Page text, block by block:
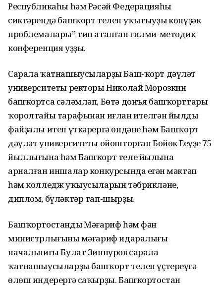
Республикаһы һәм Рәсәй Федерацияһы
сиктәрендә башҡорт телен уҡытыуҙың көнүҙәк
проблемалары” тип аталған ғилми-методик
конференция уҙҙы.
Сарала ҡатнашыусыларҙы Баш-ҡорт дәүләт
университеты ректоры Николай Морозкин
башҡортса сәләмләп, Бөтә донъя башҡорттары
ҡоролтайы тарафынан иғлан ителгән йылды
файҙалы итеп үткәрергә өндәне һәм Башҡорт
дәүләт университеты ойошторған Бөйөк Еңеүҙең 75
йыллығына һәм Башҡорт теле йылына
арналған иншалар конкурсында еңгән мәктәп
һәм колледж уҡыусыларын тәбрикләне,
диплом, бүләктәр тап-шырҙы.
Башҡортостандың Мәғариф һәм фән
министрлығының мәғариф идаралығы
начальнигы Булат Зиннуров сарала
ҡатнашыусыларҙы башҡорт телен үҫтереүгә
өлөш индерергә саҡырҙы. Башҡортостан